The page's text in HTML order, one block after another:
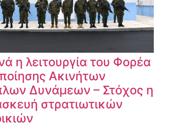
η λειτουργία του Φορέα
Ακινήτων
Δυνάμεων – Στόχος η
στρατιωτικών